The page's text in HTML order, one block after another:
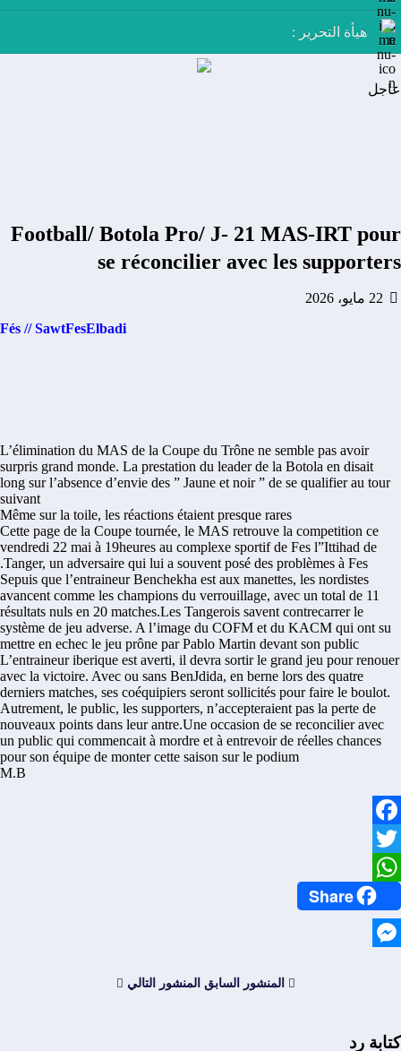
هيأة التحرير :
عاجل
Football/ Botola Pro/ J- 21 MAS-IRT pour
se réconcilier avec les supporters
Fés // SawtFesElbadi
L’élimination du MAS de la Coupe du Trône ne semble pas avoir
surpris grand monde. La prestation du leader de la Botola en disait
long sur l’absence d’envie des ” Jaune et noir ” de se qualifier au tour
suivant
Même sur la toile, les réactions étaient presque rares
Cette page de la Coupe tournée, le MAS retrouve la competition ce
vendredi 22 mai à 19heures au complexe sportif de Fes l”Ittihad de
Tanger, un adversaire qui lui a souvent posé des problèmes à Fes.
Sepuis que l’entraineur Benchekha est aux manettes, les nordistes
avancent comme les champions du verrouillage, avec un total de 11
résultats nuls en 20 matches.Les Tangerois savent contrecarrer le
système de jeu adverse. A l’image du COFM et du KACM qui ont su
mettre en echec le jeu prône par Pablo Martin devant son public
L’entraineur iberique est averti, il devra sortir le grand jeu pour renouer
avec la victoire. Avec ou sans BenJdida, en berne lors des quatre
derniers matches, ses coéquipiers seront sollicités pour faire le boulot.
Autrement, le public, les supporters, n’accepteraient pas la perte de
nouveaux points dans leur antre.Une occasion de se reconcilier avec
un public qui commencait à mordre et à entrevoir de réelles chances
pour son équipe de monter cette saison sur le podium
M.B
Facebook
Twitter
WhatsApp
Share
المنشور السابق المنشور التالي
كتابة رد